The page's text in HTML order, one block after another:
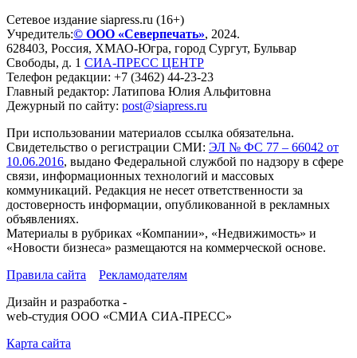
Сетевое издание siapress.ru (16+)
Учредитель:© ООО «Северпечать», 2024.
628403, Россия, ХМАО-Югра, город Сургут, Бульвар
Свободы, д. 1 СИА-ПРЕСС ЦЕНТР
Телефон редакции: +7 (3462) 44-23-23
Главный редактор: Латипова Юлия Альфитовна
Дежурный по сайту: post@siapress.ru
При использовании материалов ссылка обязательна.
Свидетельство о регистрации СМИ: ЭЛ № ФС 77 – 66042 от
10.06.2016, выдано Федеральной службой по надзору в сфере
связи, информационных технологий и массовых
коммуникаций. Редакция не несет ответственности за
достоверность информации, опубликованной в рекламных
объявлениях.
Материалы в рубриках «Компании», «Недвижимость» и
«Новости бизнеса» размещаются на коммерческой основе.
Правила сайта
Рекламодателям
Дизайн и разработка -
web-студия ООО «СМИА СИА-ПРЕСС»
Карта сайта